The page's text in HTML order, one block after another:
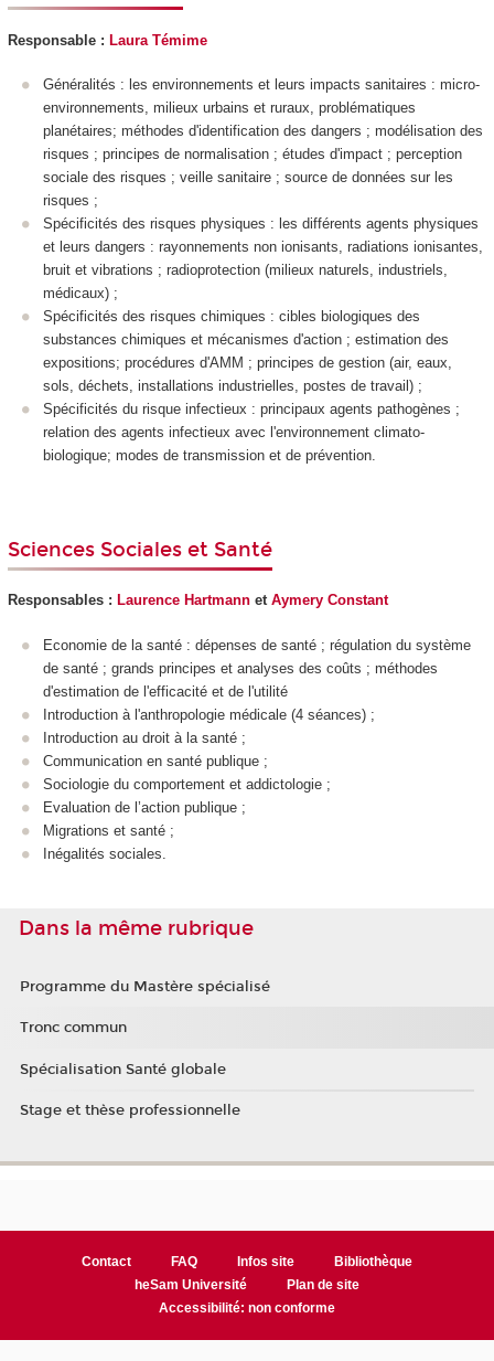
Responsable : Laura Témime
Généralités : les environnements et leurs impacts sanitaires : micro-
environnements, milieux urbains et ruraux, problématiques
planétaires; méthodes d'identification des dangers ; modélisation des
risques ; principes de normalisation ; études d'impact ; perception
sociale des risques ; veille sanitaire ; source de données sur les
risques ;
Spécificités des risques physiques : les différents agents physiques
et leurs dangers : rayonnements non ionisants, radiations ionisantes,
bruit et vibrations ; radioprotection (milieux naturels, industriels,
médicaux) ;
Spécificités des risques chimiques : cibles biologiques des
substances chimiques et mécanismes d'action ; estimation des
expositions; procédures d'AMM ; principes de gestion (air, eaux,
sols, déchets, installations industrielles, postes de travail) ;
Spécificités du risque infectieux : principaux agents pathogènes ;
relation des agents infectieux avec l'environnement climato-
biologique; modes de transmission et de prévention.
Sciences Sociales et Santé
Responsables : Laurence Hartmannet Aymery Constant
Economie de la santé : dépenses de santé ; régulation du système
de santé ; grands principes et analyses des coûts ; méthodes
d'estimation de l'efficacité et de l'utilité
Introduction à l'anthropologie médicale (4 séances) ;
Introduction au droit à la santé ;
Communication en santé publique ;
Sociologie du comportement et addictologie ;
Evaluation de l’action publique ;
Migrations et santé ;
Inégalités sociales.
Dans la même rubrique
Programme du Mastère spécialisé
Tronc commun
Spécialisation Santé globale
Stage et thèse professionnelle
Contact FAQ Infos site
Bibliothèque
heSam Université
Plan de site
Accessibilité: non conforme